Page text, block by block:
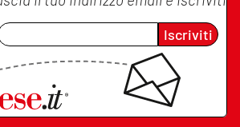
Iscriviti